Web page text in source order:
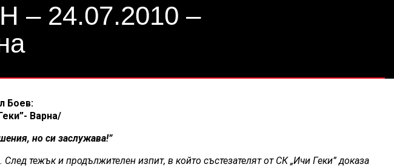
– 24.07.2010 –
Боев:
Варна/
но си заслужава!”
тежък и продължителен изпит, в който състезателят от СК „Ичи Геки” доказа